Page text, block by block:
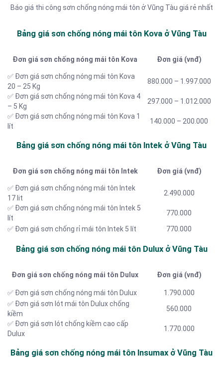
Báo giá thi công sơn chống nóng mái tôn ở Vũng Tàu giá rẻ nhất
Bảng giá sơn chống nóng mái tôn Kova ở Vũng Tàu
Đơn giá sơn chống nóng mái tôn Kova Đơn giá (vnđ)
✅ Đơn giá sơn chống nóng mái tôn Kova
20 – 25 Kg
880.000 – 1.997.000
✅ Đơn giá sơn chống nóng mái tôn Kova 4
– 5 Kg
297.000 – 1.012.000
✅ Đơn giá sơn chống nóng mái tôn Kova 1
lít
140.000 – 200.000
Bảng giá sơn chống nóng mái tôn Intek ở Vũng Tàu
Đơn giá sơn chống nóng mái tôn Intek Đơn giá (vnđ)
✅ Đơn giá sơn chống nóng mái tôn Intek
17 lit
2.490.000
✅ Đơn giá sơn chống nóng mái tôn Intek 5
lít
770.000
✅ Đơn giá sơn chống rỉ mái tôn Intek 5 lít
770.000
Bảng giá sơn chống nóng mái tôn Dulux ở Vũng Tàu
Đơn giá sơn chống nóng mái tôn Dulux Đơn giá (vnđ)
✅ Đơn giá sơn chống nóng mái tôn Dulux
1.790.000
✅ Đơn giá sơn lót mái tôn Dulux chống
kiềm
560.000
✅ Đơn giá sơn lót chống kiềm cao cấp
Dulux
1.770.000
Bảng giá sơn chống nóng mái tôn Insumax ở Vũng Tàu